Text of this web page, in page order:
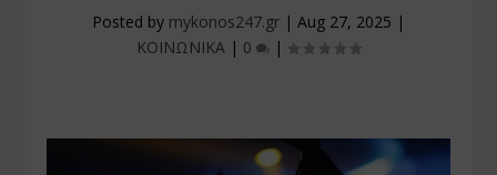
Posted by mykonos247.gr | Aug 27, 2025 |
ΚΟΙΝΩΝΙΚΑ | 0 |